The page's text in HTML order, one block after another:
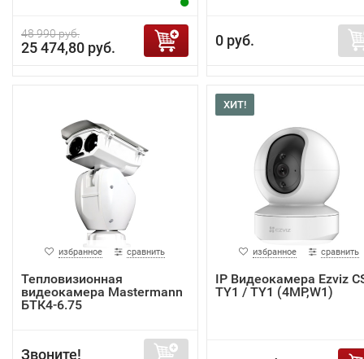
48 990 руб.
25 474,80 руб. 0 руб.
избранное сравнить
Тепловизионная
видеокамера Mastermann
БТК4-6.75
Звоните!
ХИТ!
избранное сравнить
IP Видеокамера Ezviz
TY1 / TY1 (4MP,W1)